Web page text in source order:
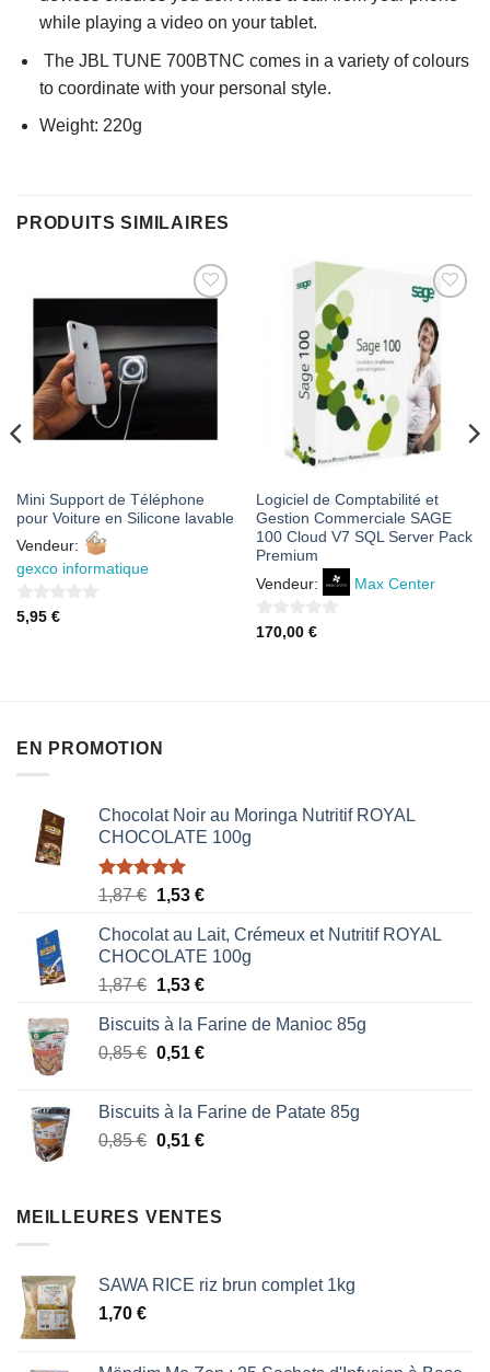
while playing a video on your tablet.
The JBL TUNE 700BTNC comes in a variety of colours
to coordinate with your personal style.
Weight: 220g
PRODUITS SIMILAIRES
À MES
FAVORIS
Mini Support de Téléphone
pour Voiture en Silicone lavable
Vendeur:
gexco informatique
0
5,95 €
AJOUTER
À MES
FAVORIS
Logiciel de Comptabilité et
Gestion Commerciale SAGE
100 Cloud V7 SQL Server Pack
Premium
Vendeur:
Max Center
0
170,00 €
EN PROMOTION
Chocolat Noir au Moringa Nutritif ROYAL
CHOCOLATE 100g
Note5.00
1,87€ Le
initial
était :
1,87 €.
1,53 €Le
actuel
est :
1,53 €.
Chocolat au Lait, Crémeux et Nutritif ROYAL
CHOCOLATE 100g
1,87€ Le
initial
était :
1,53 €Le
actuel
est :
Biscuits à la Farine de Manioc 85g
0,85€ Le
était :
0,85 €.
0,51 €Le
est :
0,51 €.
Biscuits à la Farine de Patate 85g
0,85€ Le
était :
0,51 €Le
est :
MEILLEURES VENTES
SAWA RICE riz brun complet 1kg
1,70 €